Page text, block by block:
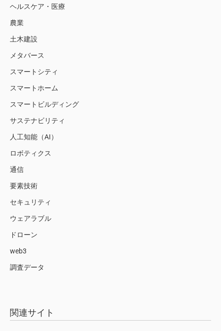
ヘルスケア・医療
農業
土木建設
メタバース
スマートシティ
スマートホーム
スマートビルディング
サステナビリティ
人工知能（AI）
ロボティクス
通信
要素技術
セキュリティ
ウェアラブル
ドローン
web3
調査データ
関連サイト